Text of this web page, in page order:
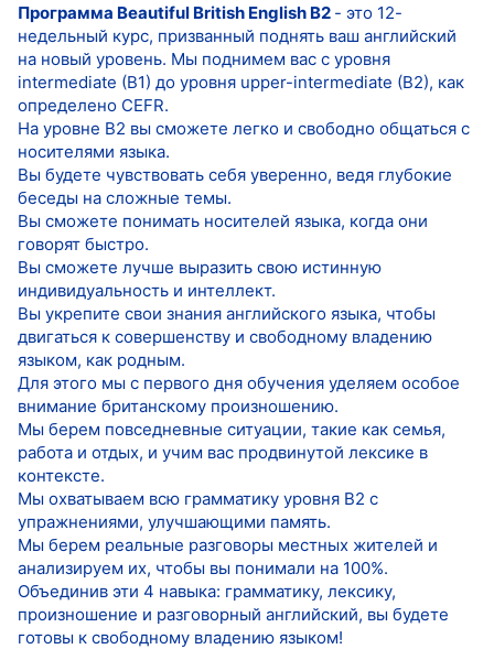
Программа Beautiful British English B2 - это 12-
недельный курс, призванный поднять ваш английский
на новый уровень. Мы поднимем вас с уровня
intermediate (B1) до уровня upper-intermediate (B2), как
определено CEFR.
На уровне B2 вы сможете легко и свободно общаться с
носителями языка.
Вы будете чувствовать себя уверенно, ведя глубокие
беседы на сложные темы.
Вы сможете понимать носителей языка, когда они
говорят быстро.
Вы сможете лучше выразить свою истинную
индивидуальность и интеллект.
Вы укрепите свои знания английского языка, чтобы
двигаться к совершенству и свободному владению
языком, как родным.
Для этого мы с первого дня обучения уделяем особое
внимание британскому произношению.
Мы берем повседневные ситуации, такие как семья,
работа и отдых, и учим вас продвинутой лексике в
контексте.
Мы охватываем всю грамматику уровня B2 с
упражнениями, улучшающими память.
Мы берем реальные разговоры местных жителей и
анализируем их, чтобы вы понимали на 100%.
Объединив эти 4 навыка: грамматику, лексику,
произношение и разговорный английский, вы будете
готовы к свободному владению языком!